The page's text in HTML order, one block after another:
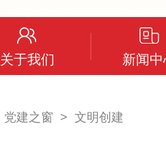
关于我们 新闻中
党建之窗 文明创建